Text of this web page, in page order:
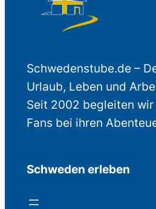
Schwedenstube.de –
Urlaub, Leben und
Seit 2002 begleiten
Fans bei ihren
Schweden erleben